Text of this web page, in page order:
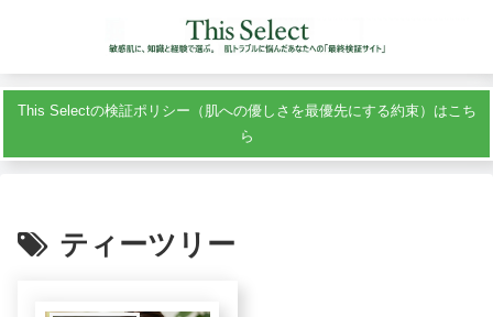
This Selectの検証ポリシー（肌への優しさを最優先にする約束）はこち
ら
ティーツリー